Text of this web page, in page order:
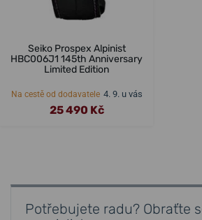
Seiko Prospex Alpinist
HBC006J1 145th Anniversary
Limited Edition
Na cestě od dodavatele 4. 9. u vás
25 490 Kč
Potřebujete radu? Obraťte